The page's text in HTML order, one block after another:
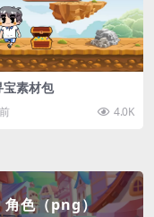
宝素材包
4.0K
角色（png）